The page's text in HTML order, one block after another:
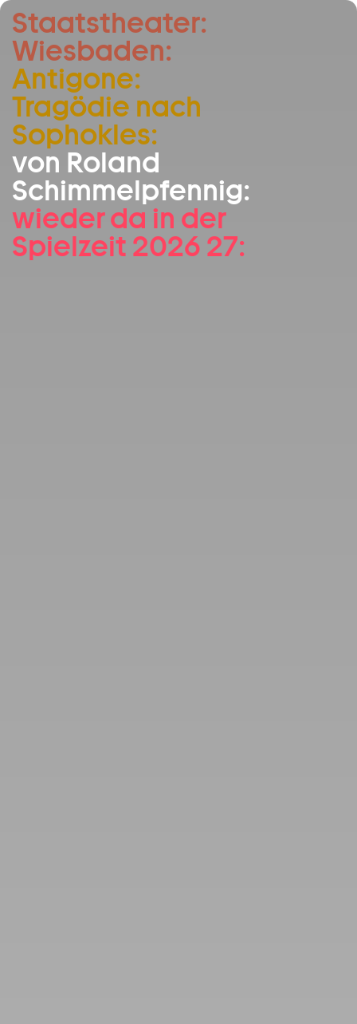
Zum Hauptinhalt springen
Zum Footer springen
Staatstheater:
Wiesbaden:
Antigone:
Tragödie nach
Sophokles:
von Roland
Schimmelpfennig:
wieder da in der
Spielzeit 2026 27: